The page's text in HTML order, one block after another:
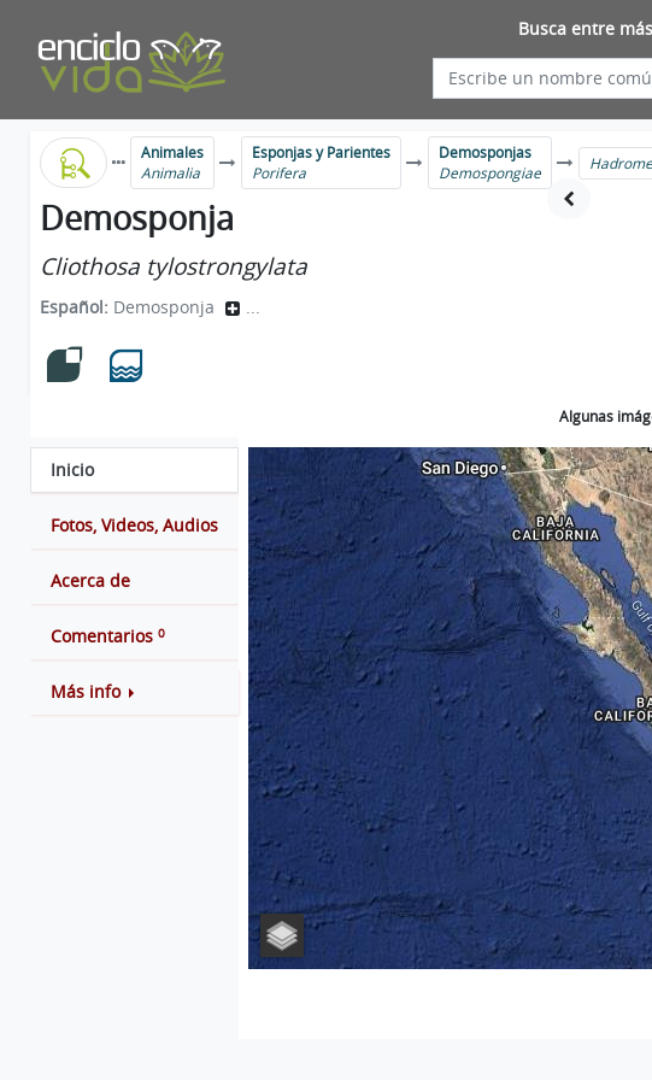
Busca entre
Animales
Animalia
Esponjas y Parientes
Porifera
Demosponjas
Demospongiae
Demosponja
Cliothosa tylostrongylata
Español: Demosponja ...
Algunas
Inicio
Fotos, Videos, Audios
Acerca de
Comentarios 0
Más info